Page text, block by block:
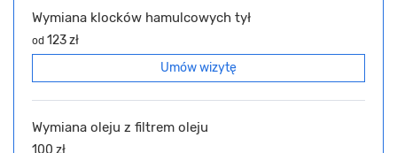
Wymiana klocków hamulcowych tył
od 123 zł
Umów wizytę
Wymiana oleju z filtrem oleju